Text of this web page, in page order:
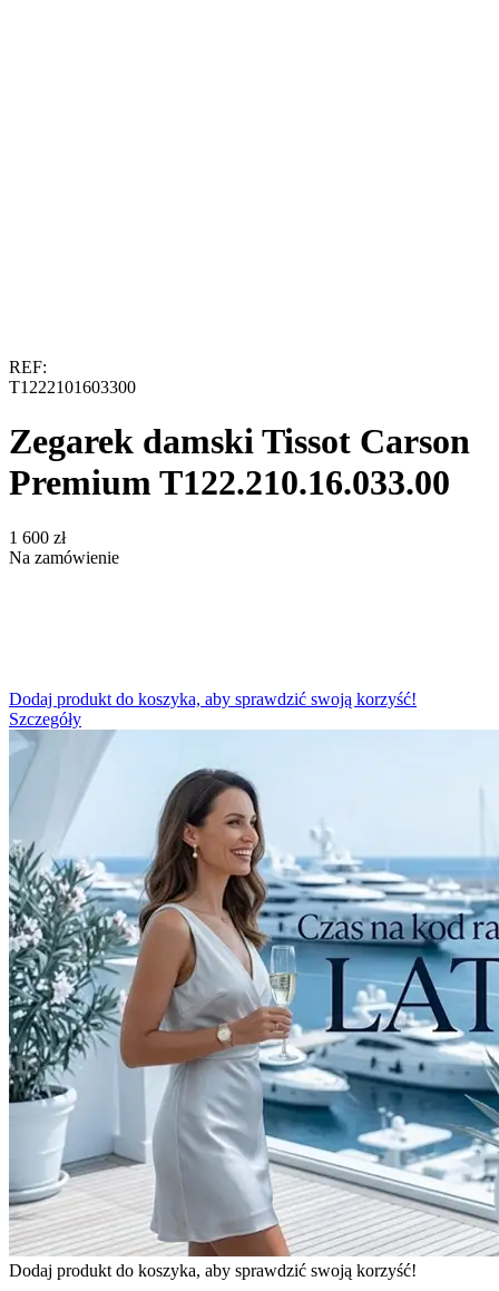
REF:
T1222101603300
Zegarek damski Tissot Carson
Premium T122.210.16.033.00
‍1 600‍ zł
Na zamówienie
Dodaj produkt do koszyka, aby sprawdzić swoją korzyść!
Szczegóły
Dodaj produkt do koszyka, aby sprawdzić swoją korzyść!